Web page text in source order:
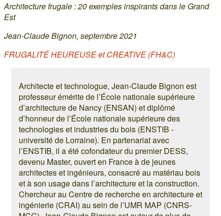
Architecture frugale : 20 exemples inspirants dans le Grand
Est
Jean-Claude Bignon, septembre 2021
FRUGALITÉ HEUREUSE et CREATIVE (FH&C)
Architecte et technologue, Jean-Claude Bignon est
professeur émérite de l’École nationale supérieure
d’architecture de Nancy (ENSAN) et diplômé
d’honneur de l’École nationale supérieure des
technologies et industries du bois (ENSTIB -
université de Lorraine). En partenariat avec
l’ENSTIB, il a été cofondateur du premier DESS,
devenu Master, ouvert en France à de jeunes
architectes et ingénieurs, consacré au matériau bois
et à son usage dans l’architecture et la construction.
Chercheur au Centre de recherche en architecture et
ingénierie (CRAI) au sein de l’UMR MAP (CNRS-